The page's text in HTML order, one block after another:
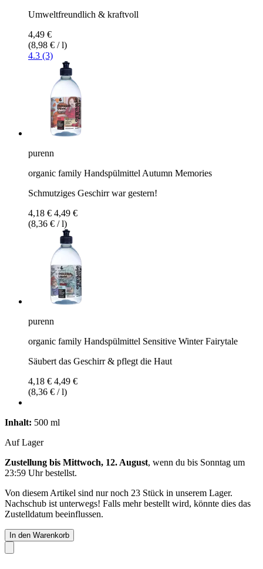
Umweltfreundlich & kraftvoll
4,49 €
(8,98 € / l)
4.3 (3)
purenn
organic family Handspülmittel Autumn Memories
Schmutziges Geschirr war gestern!
4,18 € 4,49 €
(8,36 € / l)
purenn
organic family Handspülmittel Sensitive Winter Fairytale
Säubert das Geschirr & pflegt die Haut
4,18 € 4,49 €
(8,36 € / l)
Inhalt: 500 ml
Auf Lager
Zustellung bis Mittwoch, 12. August, wenn du bis Sonntag um
23:59 Uhrbestellst.
Von diesem Artikel sind nur noch 23 Stück in unserem Lager.
Nachschub ist unterwegs! Falls mehr bestellt wird, könnte dies das
Zustelldatum beeinflussen.
In den Warenkorb